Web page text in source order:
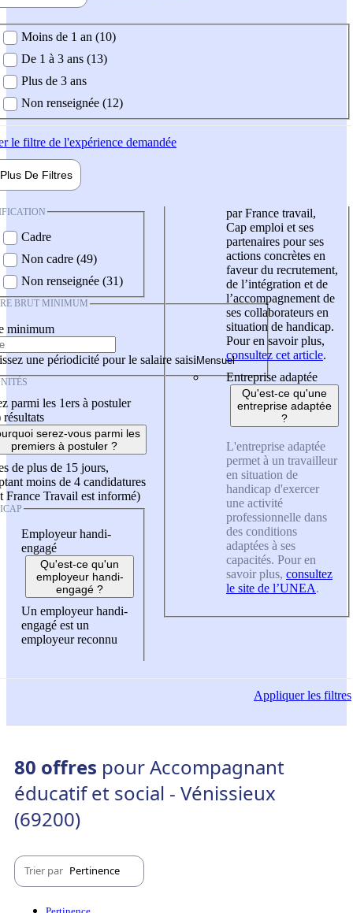
demandée
Moins de 1 an (10)
De 1 à 3 ans (13)
Plus de 3 ans
Non renseignée (12)
le filtre de l'expérience demandée
Plus De Filtres
Cadre
Non cadre (49)
Non renseignée (31)
BRUT MINIMUM
minimum
une périodicité pour le salaire saisi
parmi les 1ers à postuler
résultats
serez-vous parmi les
premiers à postuler ?
de plus de 15 jours,
moins de 4 candidatures
France Travail est informé)
Employeur handi-
engagé
Qu'est-ce qu'un
employeur handi-
engagé ?
Un employeur handi-
engagé est un
employeur reconnu
par France travail,
Cap emploi et ses
partenaires pour ses
actions concrètes en
faveur du recrutement,
de l’intégration et de
l’accompagnement de
ses collaborateurs en
situation de handicap.
Pour en savoir plus,
consultez cet article.
Entreprise adaptée
Qu'est-ce qu'une
entreprise adaptée
?
L'entreprise adaptée
permet à un travailleur
en situation de
handicap d'exercer
une activité
professionnelle dans
des conditions
adaptées à ses
capacités. Pour en
savoir plus, consultez
le site de l’UNEA.
Appliquerles filtres
80 offres pour Accompagnant
éducatif et social - Vénissieux
(69200)
Trier par Pertinence